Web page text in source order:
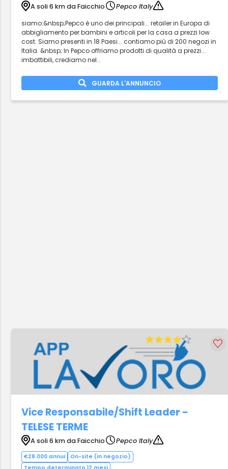
A soli 6 km da Faicchio
Pepco Italy
siamo:&nbsp;Pepco è uno dei principali... retailer in Europa di
abbigliamento per bambini e articoli per la casa a prezzi low
cost. Siamo presenti in 18 Paesi... contiamo più di 200 negozi in
Italia. &nbsp; In Pepco offriamo prodotti di qualità a prezzi...
imbattibili, crediamo nel...
GUARDA L'ANNUNCIO
Vice Responsabile/Shift Leader -
TELESE TERME
A soli 6 km da Faicchio Pepco Italy
€28.000 annui
On-site (in negozio)